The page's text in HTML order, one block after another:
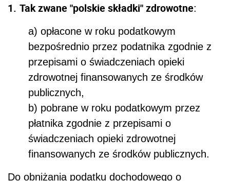
1. Tak zwane "polskie składki" zdrowotne:
a) opłacone w roku podatkowym
bezpośrednio przez podatnika zgodnie z
przepisami o świadczeniach opieki
zdrowotnej finansowanych ze środków
publicznych,
b) pobrane w roku podatkowym przez
płatnika zgodnie z przepisami o
świadczeniach opieki zdrowotnej
finansowanych ze środków publicznych.
Do obniżania podatku dochodowego o